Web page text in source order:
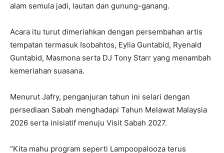
alam semula jadi, lautan dan gunung-ganang.
Acara itu turut dimeriahkan dengan persembahan artis
tempatan termasuk Isobahtos, Eylia Guntabid, Ryenald
Guntabid, Masmona serta DJ Tony Starr yang menambah
kemeriahan suasana.
Menurut Jafry, penganjuran tahun ini selari dengan
persediaan Sabah menghadapi Tahun Melawat Malaysia
2026 serta inisiatif menuju Visit Sabah 2027.
“Kita mahu program seperti Lampoopalooza terus